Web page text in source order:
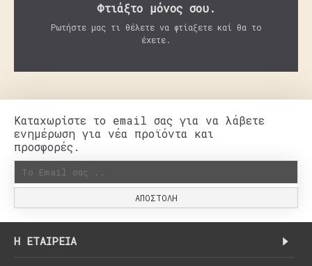
Φτιάξτο μόνος σου.
Ρωτήστε μας τι θέλετε να φτίαξετε καί θα το
έχετε.
Καταχωρίστε το email σας για να λάβετε
ενημέρωση για νέα προϊόντα και
προσφορές.
ΑΠΟΣΤΟΛΉ
H ΕΤΑΙΡΕΊΑ